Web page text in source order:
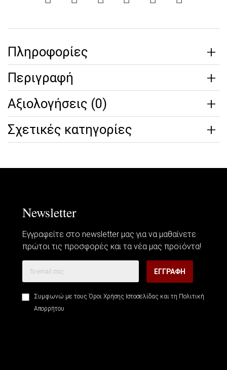
Πληροφορίες
Περιγραφή
Αξιολογήσεις (0)
Σχετικές κατηγορίες
Newsletter
Εγγραφείτε στο newsletter μας για να μαθαίνετε
πρώτοι τις προσφορές και τα νέα μας προϊόντα!
ΕΓΓΡΑΦΗ
Συμφωνώ με τους Όροι Χρήσης Ιστοσελίδας και τη Πολιτική
Απορρήτου